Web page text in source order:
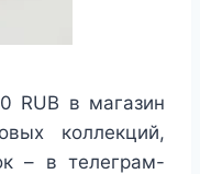
RUB в магазин
коллекций,
– в телеграм-